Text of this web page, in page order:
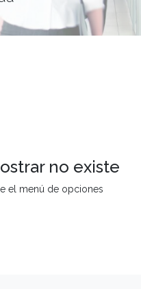
no existe
el menú de opciones